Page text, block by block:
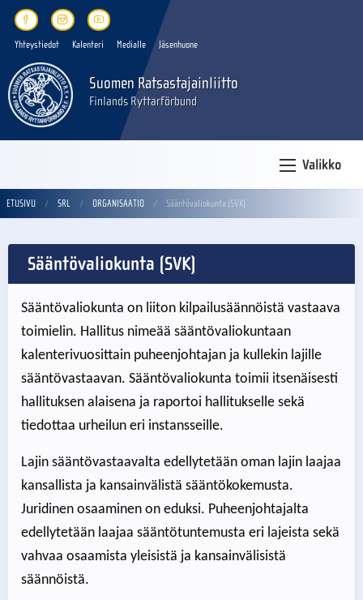
Yhteystiedot Kalenteri Medialle Jäsenhuone
Suomen Ratsastajainliitto
Finlands Ryttarförbund
Valikko
ETUSIVU SRL ORGANISAATIO Sääntövaliokunta (SVK)
Sääntövaliokunta (SVK)
Sääntövaliokunta on liiton kilpailusäännöistä vastaava
toimielin. Hallitus nimeää sääntövaliokuntaan
kalenterivuosittain puheenjohtajan ja kullekin lajille
sääntövastaavan. Sääntövaliokunta toimii itsenäisesti
hallituksen alaisena ja raportoi hallitukselle sekä
tiedottaa urheilun eri instansseille.
Lajin sääntövastaavalta edellytetään oman lajin laajaa
kansallista ja kansainvälistä sääntökokemusta.
Juridinen osaaminen on eduksi. Puheenjohtajalta
edellytetään laajaa sääntötuntemusta eri lajeista sekä
vahvaa osaamista yleisistä ja kansainvälisistä
säännöistä.